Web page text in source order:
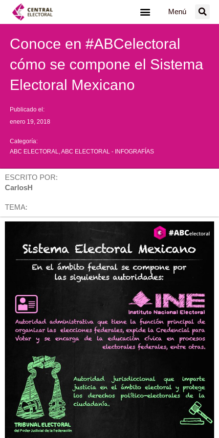
Menú
Conoce en #ABCelectoral
cómo se compone el Sistema
Electoral Mexicano
Publicado el:
enero 19, 2018
Categoría:
ABC ELECTORAL
ABC ELECTORAL - INFOGRAFÍAS
ESCRITO POR:
CarlosH
TEMA: